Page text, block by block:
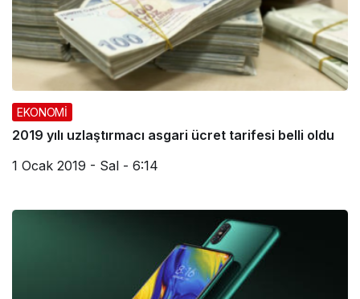
EKONOMİ
2019 yılı uzlaştırmacı asgari ücret tarifesi belli oldu
1 Ocak 2019 - Sal - 6:14